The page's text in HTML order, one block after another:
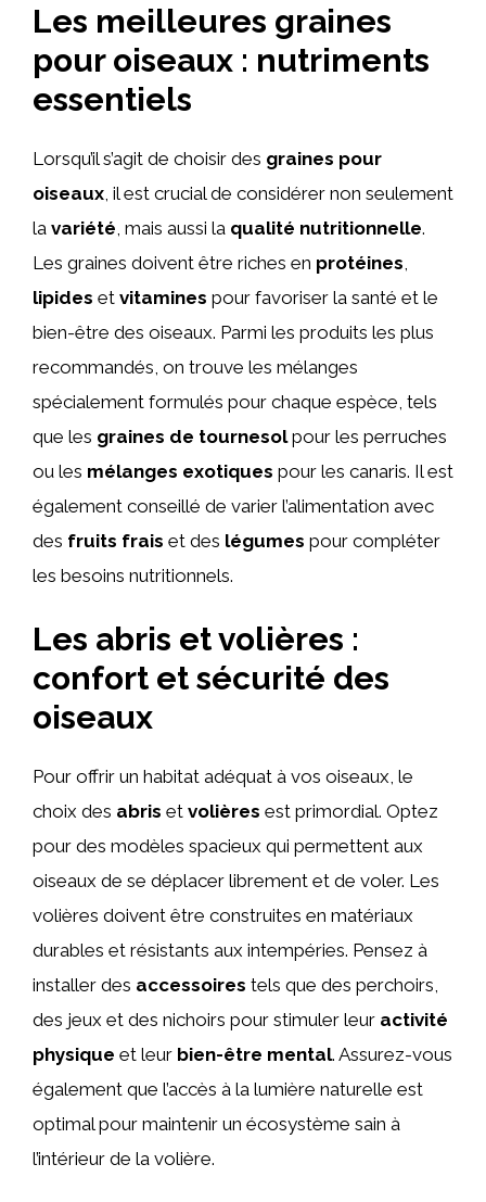
Les meilleures graines
pour oiseaux : nutriments
essentiels
Lorsqu’il s’agit de choisir des graines pour
oiseaux , il est crucial de considérer non seulement
la variété , mais aussi la qualité nutritionnelle.
Les graines doivent être riches en protéines
lipides et vitamines pour favoriser la santé et le
bien-être des oiseaux. Parmi les produits les plus
recommandés, on trouve les mélanges
spécialement formulés pour chaque espèce, tels
que les graines de tournesolpour les perruches
ou les mélanges exotiques pour les canaris. Il est
également conseillé de varier l’alimentation avec
des fruits frais et des légumes pour compléter
les besoins nutritionnels.
Les abris et volières :
confort et sécurité des
oiseaux
Pour offrir un habitat adéquat à vos oiseaux, le
choix des abris et volières est primordial. Optez
pour des modèles spacieux qui permettent aux
oiseaux de se déplacer librement et de voler. Les
volières doivent être construites en matériaux
durables et résistants aux intempéries. Pensez à
installer des accessoires tels que des perchoirs,
des jeux et des nichoirs pour stimuler leur activité
physique et leur bien-être mental. Assurez-vous
également que l’accès à la lumière naturelle est
optimal pour maintenir un écosystème sain à
l’intérieur de la volière.